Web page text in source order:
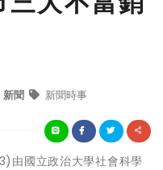
新聞 新聞時事
由國立政治大學社會科學